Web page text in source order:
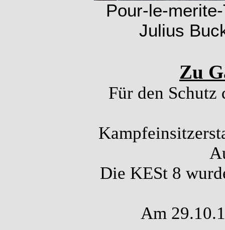
Pour-le-
Julius
Zu
Für den Schutz
Die KESt 8
Am